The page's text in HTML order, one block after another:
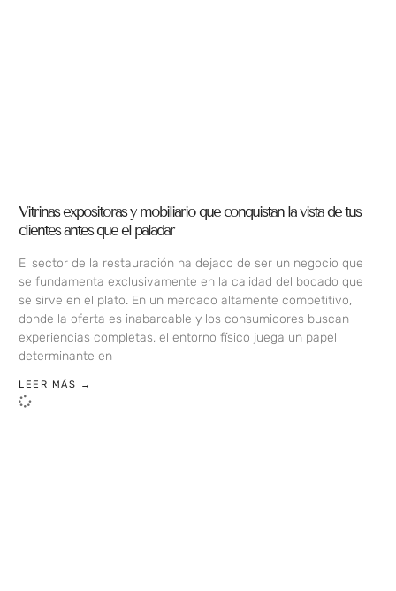
Vitrinas expositoras y mobiliario que conquistan la vista de tus
clientes antes que el paladar
El sector de la restauración ha dejado de ser un negocio que
se fundamenta exclusivamente en la calidad del bocado que
se sirve en el plato. En un mercado altamente competitivo,
donde la oferta es inabarcable y los consumidores buscan
experiencias completas, el entorno físico juega un papel
determinante en
LEER MÁS →